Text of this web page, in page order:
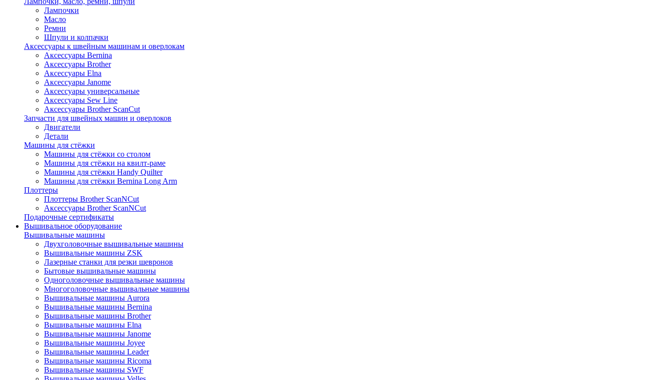
Лампочки
Масло
Ремни
Шпули и колпачки
Аксессуары к швейным машинам и оверлокам
Аксессуары Bernina
Аксессуары Brother
Аксессуары Elna
Аксессуары Janome
Аксессуары универсальные
Аксессуары Sew Line
Аксессуары Brother ScanCut
Запчасти для швейных машин и оверлоков
Двигатели
Детали
Машины для стёжки
Машины для стёжки со столом
Машины для стёжки на квилт-раме
Машины для стёжки Handy Quilter
Машины для стёжки Bernina Long Arm
Плоттеры
Плоттеры Brother ScanNCut
Аксессуары Brother ScanNCut
Подарочные сертификаты
Вышивальное оборудование
Вышивальные машины
Двухголовочные вышивальные машины
Вышивальные машины ZSK
Лазерные станки для резки шевронов
Бытовые вышивальные машины
Одноголовочные вышивальные машины
Многоголовочные вышивальные машины
Вышивальные машины Aurora
Вышивальные машины Bernina
Вышивальные машины Brother
Вышивальные машины Elna
Вышивальные машины Janome
Вышивальные машины Joyee
Вышивальные машины Leader
Вышивальные машины Ricoma
Вышивальные машины SWF